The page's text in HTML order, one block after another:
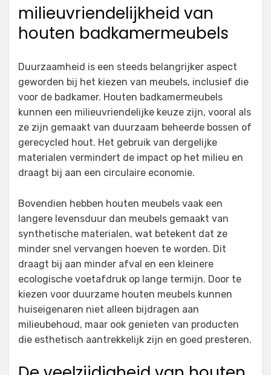
milieuvriendelijkheid van
houten badkamermeubels
Duurzaamheid is een steeds belangrijker aspect
geworden bij het kiezen van meubels, inclusief die
voor de badkamer. Houten badkamermeubels
kunnen een milieuvriendelijke keuze zijn, vooral als
ze zijn gemaakt van duurzaam beheerde bossen of
gerecycled hout. Het gebruik van dergelijke
materialen vermindert de impact op het milieu en
draagt bij aan een circulaire economie.
Bovendien hebben houten meubels vaak een
langere levensduur dan meubels gemaakt van
synthetische materialen, wat betekent dat ze
minder snel vervangen hoeven te worden. Dit
draagt bij aan minder afval en een kleinere
ecologische voetafdruk op lange termijn. Door te
kiezen voor duurzame houten meubels kunnen
huiseigenaren niet alleen bijdragen aan
milieubehoud, maar ook genieten van producten
die esthetisch aantrekkelijk zijn en goed presteren.